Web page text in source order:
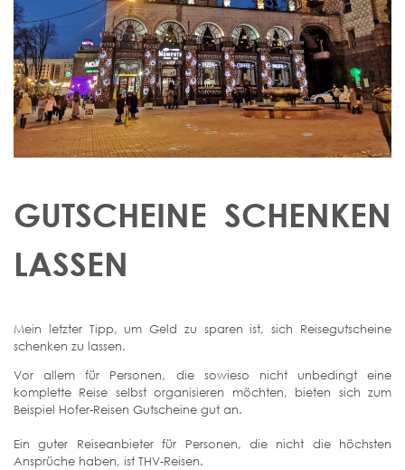
GUTSCHEINE SCHENKEN
LASSEN
Mein letzter Tipp, um Geld zu sparen ist, sich Reisegutscheine
schenken zu lassen.
Vor allem für Personen, die sowieso nicht unbedingt eine
komplette Reise selbst organisieren möchten, bieten sich zum
Beispiel Hofer-Reisen Gutscheine gut an.
Ein guter Reiseanbieter für Personen, die nicht die höchsten
Ansprüche haben, ist THV-Reisen.